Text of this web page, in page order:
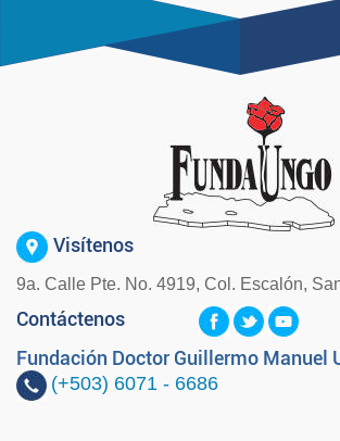
Visítenos
9a. Calle Pte. No. 4919, Col. Escalón,
Contáctenos
Fundación Doctor Guillermo Manuel
(+503) 6071 - 6686